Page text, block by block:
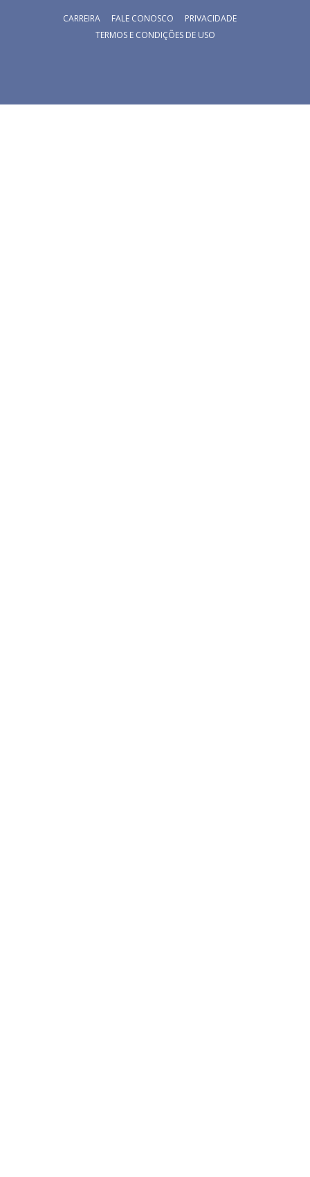
CARREIRA FALE CONOSCO
PRIVACIDADE
TERMOS E CONDIÇÕES DE USO